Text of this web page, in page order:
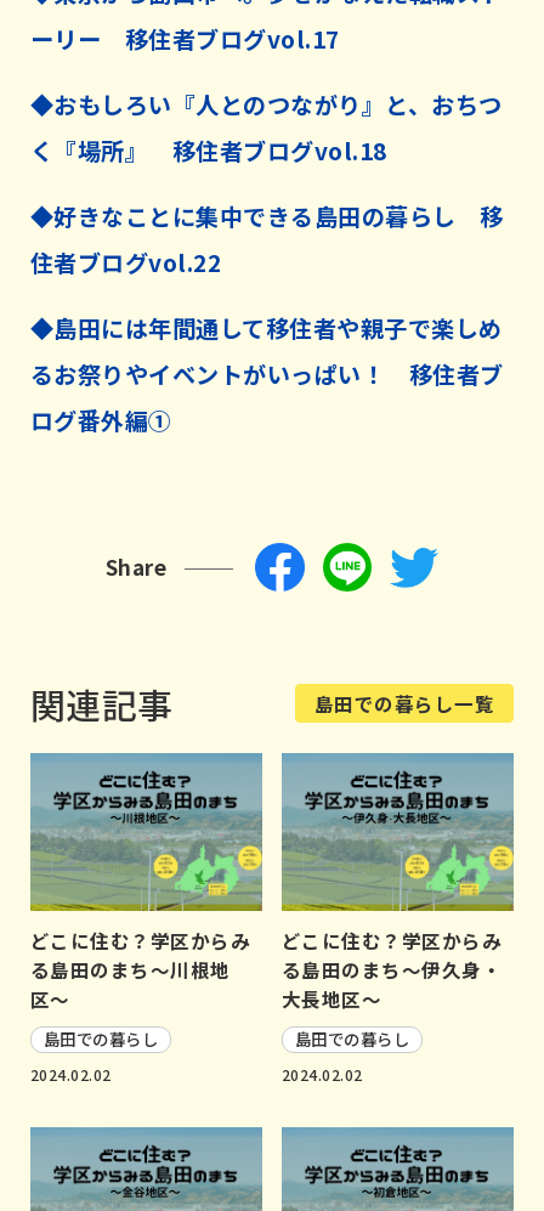
ーリー 移住者ブログvol.17
◆おもしろい『人とのつながり』と、おちつ
く『場所』 移住者ブログvol.18
◆好きなことに集中できる島田の暮らし 移
住者ブログvol.22
◆島田には年間通して移住者や親子で楽しめ
るお祭りやイベントがいっぱい！ 移住者ブ
ログ番外編①
Share
関連記事 島田での暮らし一覧
どこに住む？学区からみ
る島田のまち〜川根地
区〜
島田での暮らし
2024.02.02
どこに住む？学区からみ
る島田のまち〜伊久身・
大長地区〜
島田での暮らし
2024.02.02